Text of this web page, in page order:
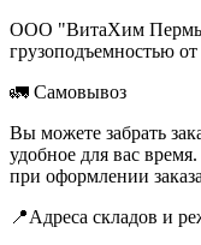
ООО "ВитаХим
грузоподъемностью
🚛 Самовывоз
Вы можете забрать
удобное для вас
при оформлении
📍Адреса складов и